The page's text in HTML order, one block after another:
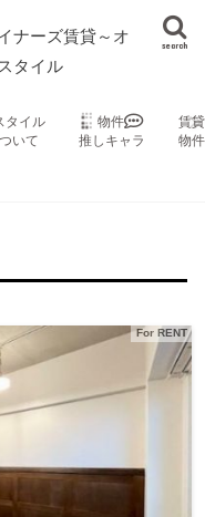
ナーズ賃貸～オ
タイル
search
タイル
いて
物件
推しキャラ
賃
物
For RENT